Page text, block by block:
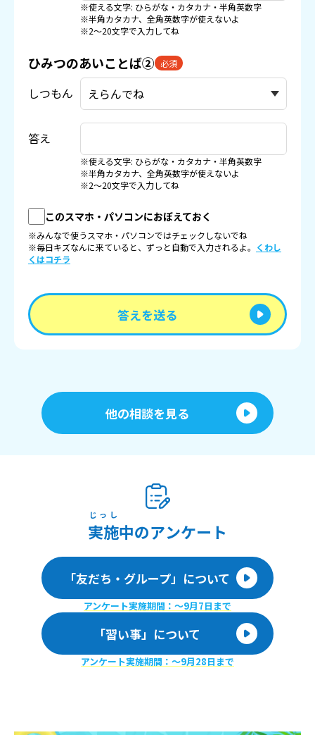
※使える文字: ひらがな・カタカナ・半角英数字
※半角カタカナ、全角英数字が使えないよ
※2〜20文字で入力してね
ひみつのあいことば② 必須
しつもん
答え
※使える文字: ひらがな・カタカナ・半角英数字
※半角カタカナ、全角英数字が使えないよ
※2〜20文字で入力してね
このスマホ・パソコンにおぼえておく
※みんなで使うスマホ・パソコンではチェックしないでね
※毎日キズなんに来ていると、ずっと自動で入力されるよ。 くわし
くはコチラ
答えを送る
他の相談を見る
実施
じっし
中のアンケート
「友だち・グループ」について
アンケート実施期間：〜9月7日まで
「習い事」について
アンケート実施期間：〜9月28日まで